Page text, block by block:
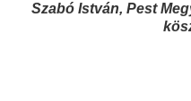
Szabó István, Pest